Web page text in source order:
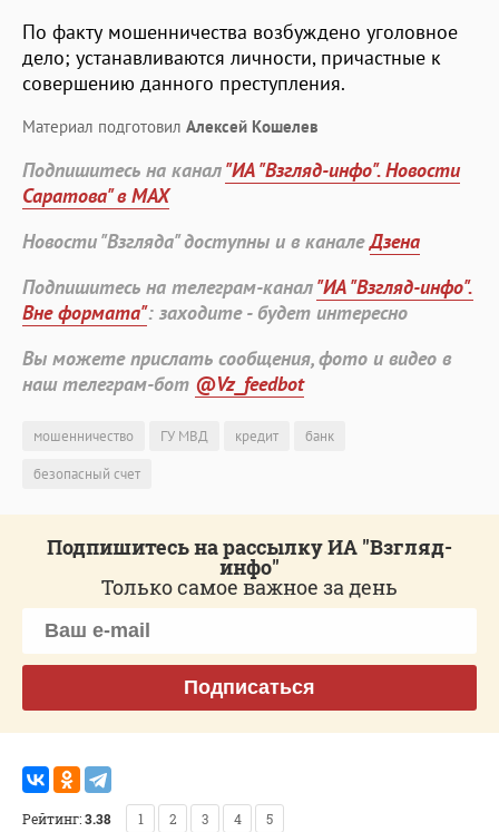
По факту мошенничества возбуждено уголовное
дело; устанавливаются личности, причастные к
совершению данного преступления.
Материал подготовил Алексей Кошелев
Подпишитесь на канал"ИА "Взгляд-инфо". Новости
Саратова" в MAX
Новости "Взгляда" доступны и в каналеДзена
Подпишитесь на телеграм-канал"ИА "Взгляд-инфо".
Вне формата": заходите - будет интересно
Вы можете прислать сообщения, фото и видео в
наш телеграм-бот @Vz_feedbot
мошенничество ГУ МВД кредит
банк
безопасный счет
Подпишитесь на рассылку ИА "Взгляд-
инфо"
Только самое важное за день
Подписаться
Рейтинг:3.38 1 2 3 4 5